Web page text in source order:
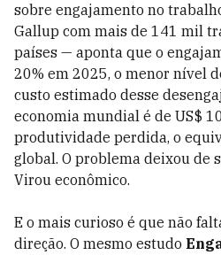
sobre engajamento no
Gallup com mais de 141 mil
países — aponta que o
20% em 2025, o menor nível
custo estimado desse
economia mundial é de US$
produtividade perdida, o
global. O problema deixou de
Virou econômico.
E o mais curioso é que não
direção. O mesmo estudo